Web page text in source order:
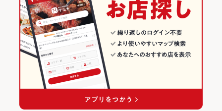
ウェディン
グパーティ
ー二次会
－
お祝い・サプライズ対応は事前にご相談ください！その他お気
軽にお問い合わせください！
那覇 × 飲茶・点心・餃子
県庁前駅 × 中華
県庁前駅 × 飲茶・点心・餃子
沖縄 × 中華
沖縄 × 飲茶・点心・餃子
久茂地の居酒屋ランキング